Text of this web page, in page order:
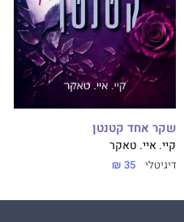
שקר אחד קטנטן
קיי. איי. טאקר
דיגיטלי 35 ₪